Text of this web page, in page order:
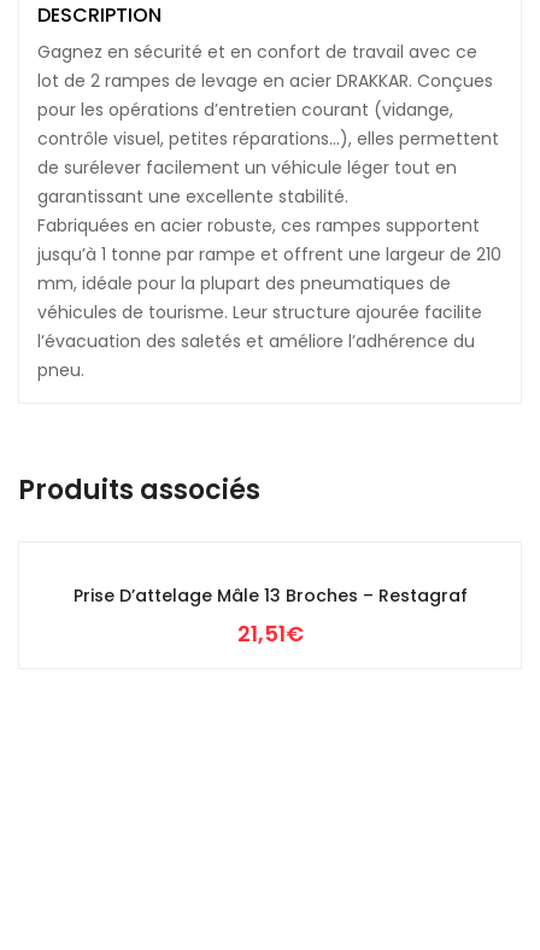
DESCRIPTION
Gagnez en sécurité et en confort de travail avec ce
lot de 2 rampes de levage en acier DRAKKAR. Conçues
pour les opérations d’entretien courant (vidange,
contrôle visuel, petites réparations…), elles permettent
de surélever facilement un véhicule léger tout en
garantissant une excellente stabilité.
Fabriquées en acier robuste, ces rampes supportent
jusqu’à 1 tonne par rampe et offrent une largeur de 210
mm, idéale pour la plupart des pneumatiques de
véhicules de tourisme. Leur structure ajourée facilite
l’évacuation des saletés et améliore l’adhérence du
pneu.
Produits associés
Prise D’attelage Mâle 13 Broches – Restagraf
21,51€